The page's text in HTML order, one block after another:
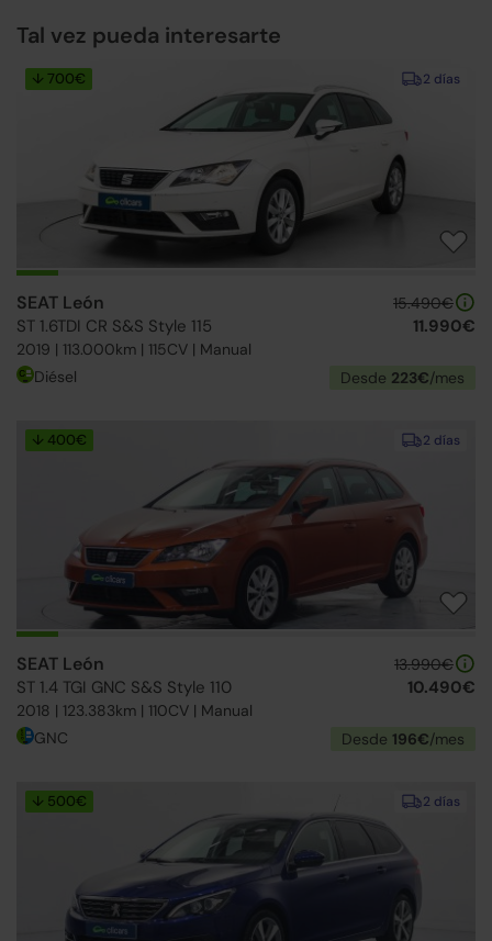
Tal vez pueda interesarte
2 días
↓ 700€
SEAT León
ST 1.6TDI CR S&S Style 115
2019 | 113.000km | 115CV | Manual
15.490€
11.990€
Diésel Desde 223€/mes
2 días
↓ 400€
SEAT León
ST 1.4 TGI GNC S&S Style 110
2018 | 123.383km | 110CV | Manual
13.990€
10.490€
GNC Desde 196€/mes
2 días
↓ 500€